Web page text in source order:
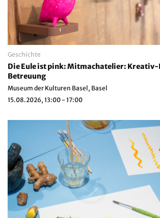
Geschichte
Die Eule ist pink: Mitmachatelier:
Betreuung
Museum der Kulturen Basel, Basel
15.08.2026, 13:00 - 17:00